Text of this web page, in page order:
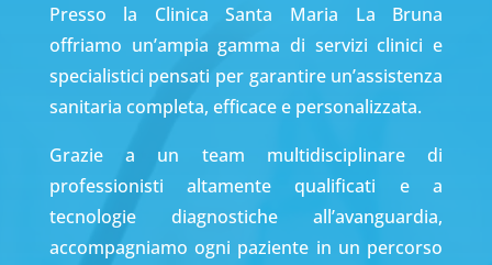
Presso la Clinica Santa Maria La Bruna
offriamo un’ampia gamma di servizi clinici e
specialistici pensati per garantire un’assistenza
sanitaria completa, efficace e personalizzata.
Grazie a un team multidisciplinare di
professionisti altamente qualificati e a
tecnologie diagnostiche all’avanguardia,
accompagniamo ogni paziente in un percorso